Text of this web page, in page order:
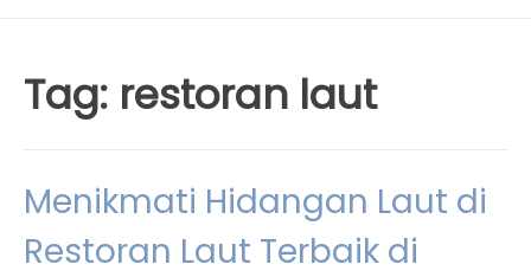
Tag: restoran laut
Menikmati Hidangan Laut di
Restoran Laut Terbaik di